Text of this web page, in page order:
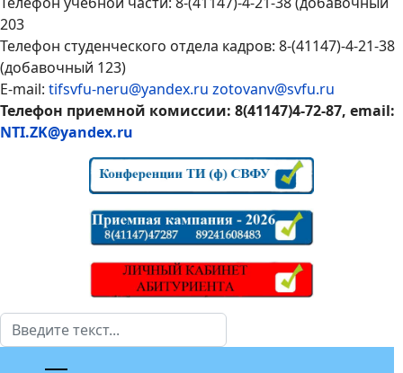
203
Телефон студенческого отдела кадров: 8-(41147)-4-21-38
(добавочный 123)
E-mail: tifsvfu-neru@yandex.ru zotovanv@svfu.ru
Телефон приемной комиссии: 8(41147)4-72-87, email:
NTI.ZK@yandex.ru
Поиск